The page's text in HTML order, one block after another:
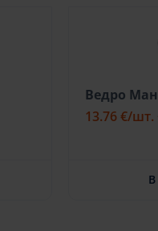
Ведро
13.76 €/шт.